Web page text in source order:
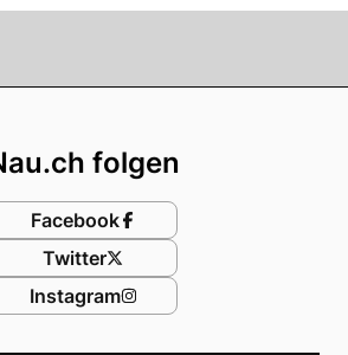
folgen
Facebook
Twitter
Instagram